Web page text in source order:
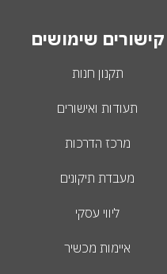
קישורים שימושים
תקנון חנות
תעודות ואישורים
מרכז הדרכות
מעבדת תיקונים
ליווי עסקי
איימות מכשיר